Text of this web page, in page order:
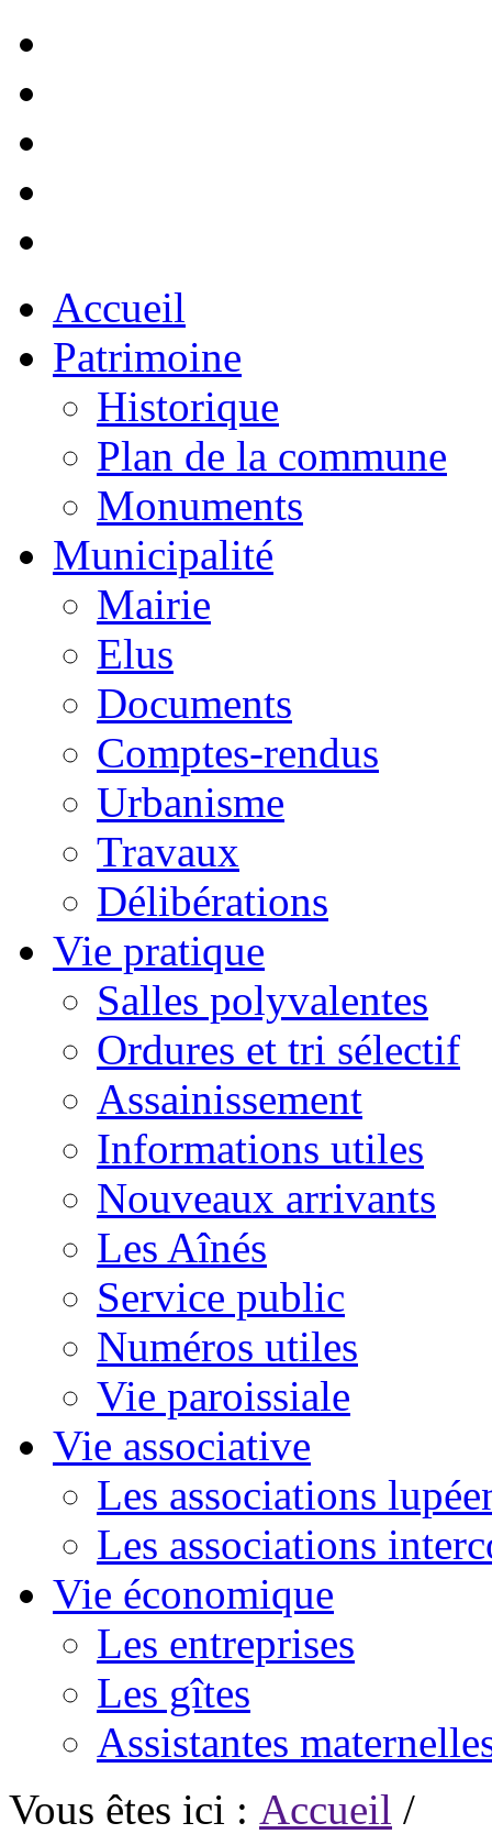
Accueil
Patrimoine
Historique
Plan de la commune
Monuments
Municipalité
Mairie
Elus
Documents
Comptes-rendus
Urbanisme
Travaux
Délibérations
Vie pratique
Salles polyvalentes
Ordures et tri sélectif
Assainissement
Informations utiles
Nouveaux arrivants
Les Aînés
Service public
Numéros utiles
Vie paroissiale
Vie associative
Les associations
Les associations
Vie économique
Les entreprises
Les gîtes
Assistantes
Vous êtes ici : Accueil /